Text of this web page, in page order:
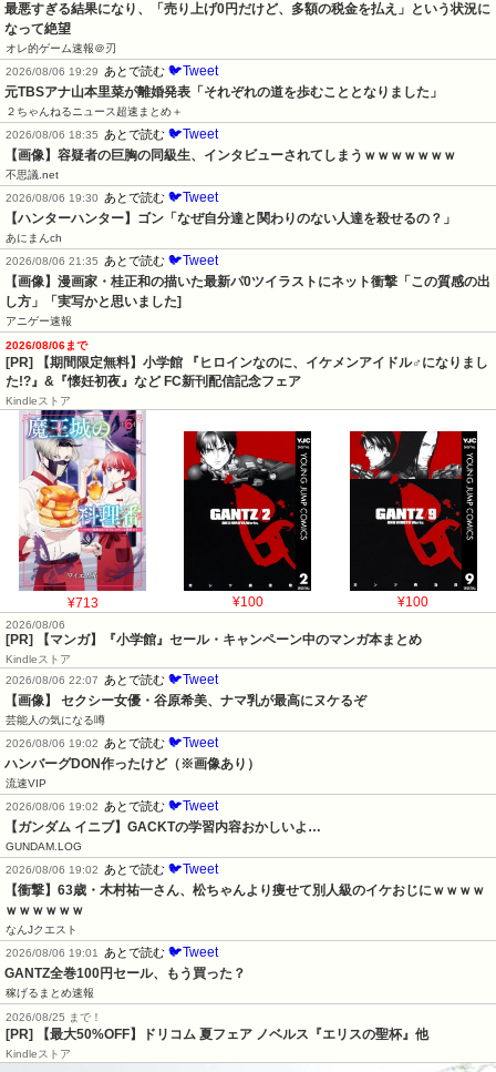
最悪すぎる結果になり、「売り上げ0円だけど、多額の税金を払え」という状況に
なって絶望
オレ的ゲーム速報＠刃
2026/08/06 19:29
あとで読む 🐦Tweet
元TBSアナ山本里菜が離婚発表「それぞれの道を歩むこととなりました」
２ちゃんねるニュース超速まとめ＋
2026/08/06 18:35
あとで読む 🐦Tweet
【画像】容疑者の巨胸の同級生、インタビューされてしまうｗｗｗｗｗｗｗ
不思議.net
2026/08/06 19:30
あとで読む 🐦Tweet
【ハンターハンター】ゴン「なぜ自分達と関わりのない人達を殺せるの？」
あにまんch
2026/08/06 21:35
あとで読む 🐦Tweet
【画像】漫画家・桂正和の描いた最新パ0ツイラストにネット衝撃「この質感の出
し方」「実写かと思いました]
アニゲー速報
2026/08/06まで
[PR] 【期間限定無料】小学館 『ヒロインなのに、イケメンアイドル♂になりまし
た!?』&『懐妊初夜』など FC新刊配信記念フェア
Kindleストア
¥713 ¥100 ¥100
2026/08/06
[PR] 【マンガ】『小学館』セール・キャンペーン中のマンガ本まとめ
Kindleストア
2026/08/06 22:07
あとで読む 🐦Tweet
【画像】 セクシー女優・谷原希美、ナマ乳が最高にヌケるぞ
芸能人の気になる噂
2026/08/06 19:02
あとで読む 🐦Tweet
ハンバーグDON作ったけど（※画像あり）
流速VIP
2026/08/06 19:02
あとで読む 🐦Tweet
【ガンダム イニブ】GACKTの学習内容おかしいよ…
GUNDAM.LOG
2026/08/06 19:02
あとで読む 🐦Tweet
【衝撃】63歳・木村祐一さん、松ちゃんより痩せて別人級のイケおじにｗｗｗｗ
ｗｗｗｗｗｗ
なんJクエスト
2026/08/06 19:01
あとで読む 🐦Tweet
GANTZ全巻100円セール、もう買った？
稼げるまとめ速報
2026/08/25 まで！
[PR] 【最大50%OFF】ドリコム 夏フェア ノベルス『エリスの聖杯』他
Kindleストア